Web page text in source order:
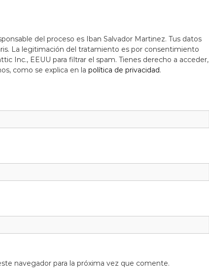
del proceso es Iban Salvador Martinez. Tus datos
La legitimación del tratamiento es por consentimiento
Inc., EEUU para filtrar el spam. Tienes derecho a acceder,
como se explica en la política de privacidad.
navegador para la próxima vez que comente.